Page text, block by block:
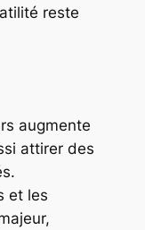
reste
augmente
attirer des
et les